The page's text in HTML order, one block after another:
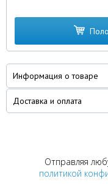
Информация о товаре
Доставка и оплата
Отправляя
политикой